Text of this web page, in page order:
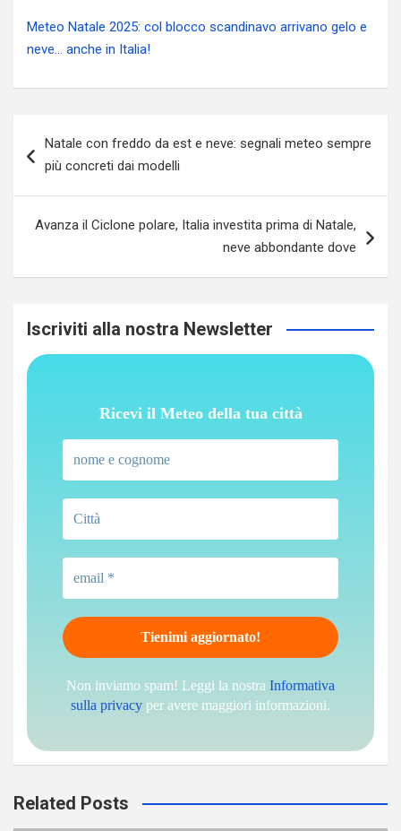
Meteo Natale 2025: col blocco scandinavo arrivano gelo e
neve… anche in Italia!
articoli
Natale con freddo da est e neve: segnali meteo sempre
più concreti dai modelli
Avanza il Ciclone polare, Italia investita prima di Natale,
neve abbondante dove
Iscriviti alla nostra Newsletter
Ricevi il Meteo della tua città
Non inviamo spam! Leggi la nostra Informativa
sulla privacy per avere maggiori informazioni.
Related Posts